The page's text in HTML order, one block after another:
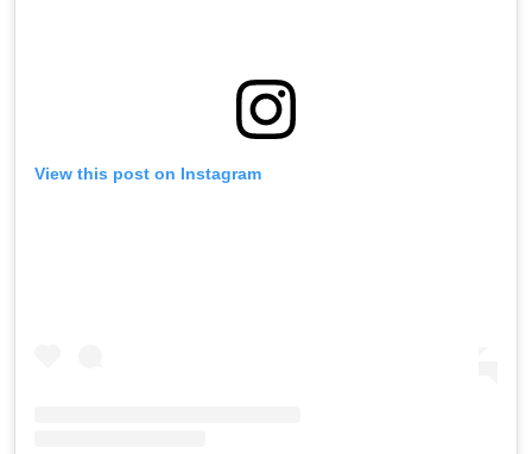
View this post on Instagram